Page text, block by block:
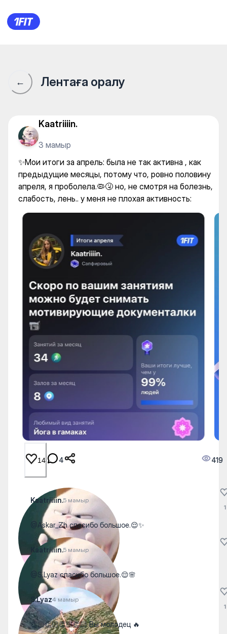
✨Мои итоги за апрель:
← Лентаға оралу
Kaatriiiin.
3 мамыр
✨Мои итоги за апрель: была не так активна , как
предыдущие месяцы, потому что, ровно половину
апреля, я проболела.🦠🤧 но, не смотря на болезнь,
слабость, лень.. у меня не плохая активность:
14 4 419
Kaatriiiin.5 мамыр
@Askar_Zh спасибо большое.😌✨
1
Kaatriiiin.5 мамыр
@S.Lyaz спасибо большое.😌🌸
S.Lyaz4 мамыр
👏🏻👏🏻👏🏻👏🏻 Вы молодец 🔥
1